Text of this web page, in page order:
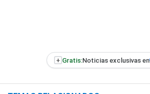
+ Gratis:Noticias exclusivas en